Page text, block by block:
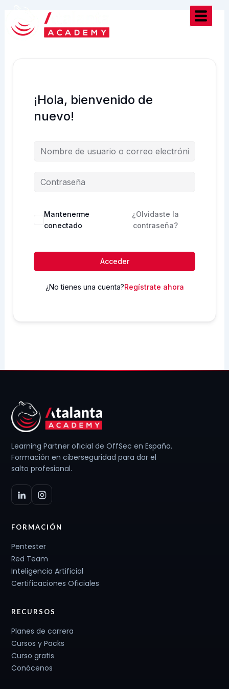
contenido
¡Hola, bienvenido de
nuevo!
Mantenerme
conectado
¿Olvidaste la
contraseña?
Acceder
¿No tienes una cuenta?Regístrate ahora
Learning Partner oficial de OffSec en España.
Formación en ciberseguridad para dar el
salto profesional.
FORMACIÓN
Pentester
Red Team
Inteligencia Artificial
Certificaciones Oficiales
RECURSOS
Planes de carrera
Cursos y Packs
Curso gratis
Conócenos